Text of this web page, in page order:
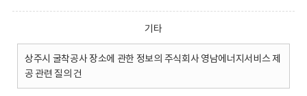
기타
상주시 굴착공사 장소에 관한 정보의 주식회사 영남에너지서비스 제
공 관련 질의 건